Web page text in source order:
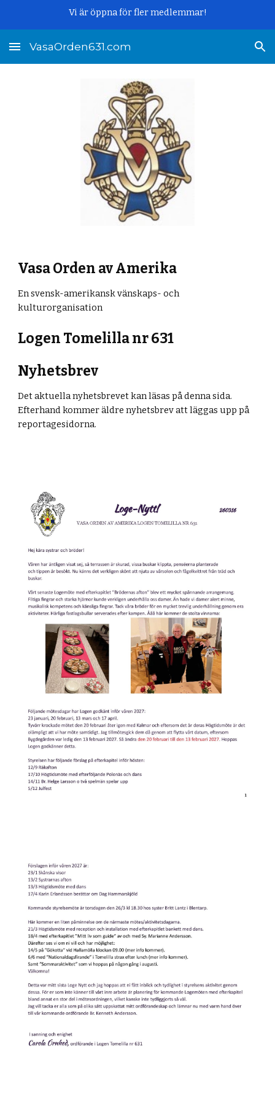
Vi är öppna för fler medlemmar!
VasaOrden631.com
Vasa Orden av Amerika
En svensk-amerikansk vänskaps- och
kulturorganisation
Logen Tomelilla nr631
Nyhetsbrev
Det aktuella nyhetsbrevet kan läsas på denna sida.
Efterhand kommer äldre nyhetsbrev att läggas upp på
reportagesidorna.